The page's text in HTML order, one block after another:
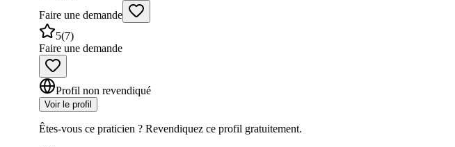
Faire une demande
5(7)
Faire une demande
Profil non revendiqué
Voir le profil
Êtes-vous ce praticien ? Revendiquez ce profil gratuitement.